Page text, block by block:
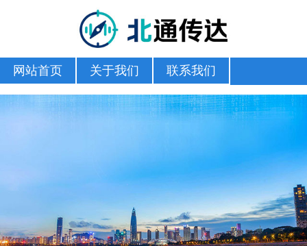
网站首页 关于我们 联系我们